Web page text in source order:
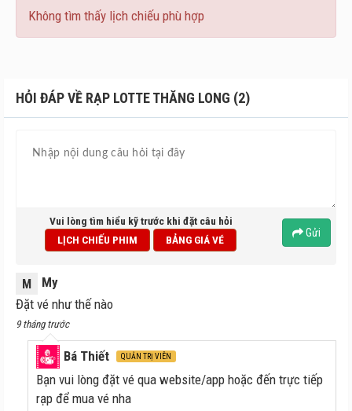
Không tìm thấy lịch chiếu phù hợp
HỎI ĐÁP VỀ RẠP LOTTE THĂNG LONG (2)
Vui lòng tìm hiểu kỹ trước khi đặt câu hỏi
LỊCH CHIẾU PHIM
BẢNG GIÁ VÉ
Gửi
M
My
Đặt vé như thế nào
9 tháng trước
Bá Thiết QUẢN TRỊ VIÊN
Bạn vui lòng đặt vé qua website/app hoặc đến trực tiếp
rạp để mua vé nha